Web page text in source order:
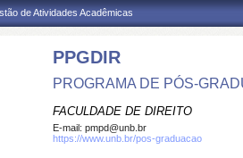
de Atividades Acadêmicas
PPGDIR
PROGRAMA DE PÓS-
FACULDADE DE DIREITO
E-mail: pmpd@unb.br
https://www.unb.br/pos-graduacao